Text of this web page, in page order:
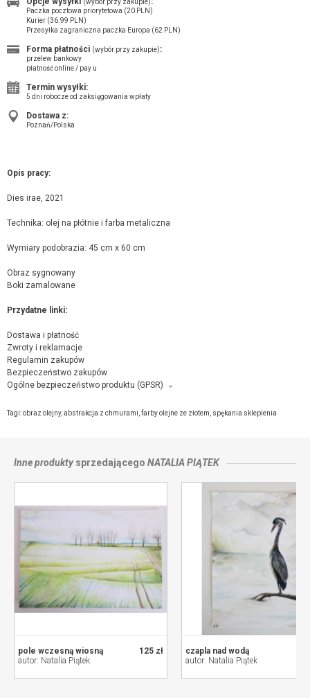
(wybór przy zakupie)
Paczka pocztowa priorytetowa (20 PLN)
Kurier (36.99 PLN)
Przesyłka zagraniczna paczka Europa (62 PLN)
Forma płatności (wybór przy zakupie):
przelew bankowy
płatność online / pay u
Termin wysyłki:
5 dni robocze od zaksięgowania wpłaty
Dostawa z:
Poznań/Polska
Opis pracy:
Dies irae, 2021
Technika: olej na płótnie i farba metaliczna
Wymiary podobrazia: 45 cm x 60 cm
Obraz sygnowany
Boki zamalowane
Przydatne linki:
Dostawa i płatność
Zwroty i reklamacje
Regulamin zakupów
Bezpieczeństwo zakupów
Ogólne bezpieczeństwo produktu (GPSR)
Natalia Piątek, ul. Bonin 20/7, 60-658 Poznań,
kontakt ze sprzedającym
Tagi:obraz olejny, abstrakcja z chmurami farby olejne ze złotem spękania sklepienia
Inne produktysprzedającego NATALIA PIĄTEK
125 zł
pole wczesną wiosną
autor: Natalia Piątek
czapla nad wodą
autor: Natalia Piątek